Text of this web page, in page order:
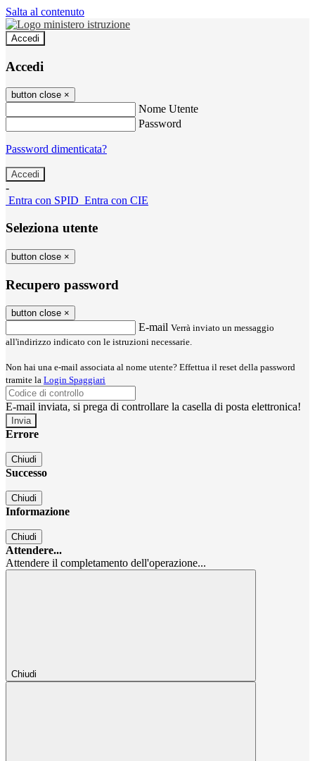
Salta al contenuto
Accedi
Accedi
button close ×
Nome Utente
Password
Password dimenticata?
-
Entra con SPID Entra con CIE
Seleziona utente
button close ×
Recupero password
button close ×
E-mail Verrà inviato un messaggio
all'indirizzo indicato con le istruzioni necessarie.
Non hai una e-mail associata al nome utente? Effettua il reset della password
tramite la Login Spaggiari
E-mail inviata, si prega di controllare la casella di posta elettronica!
Errore
Chiudi
Successo
Chiudi
Informazione
Chiudi
Attendere...
Attendere il completamento dell'operazione...
Chiudi